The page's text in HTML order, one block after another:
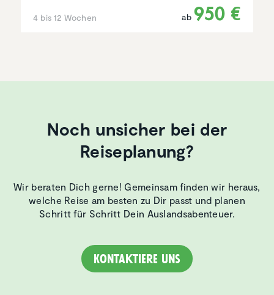
4 bis 12 Wochen ab 950 €
Noch unsicher bei der
Reiseplanung?
Wir beraten Dich gerne! Gemeinsam finden wir heraus,
welche Reise am besten zu Dir passt und planen
Schritt für Schritt Dein Auslandsabenteuer.
Kontaktiere uns